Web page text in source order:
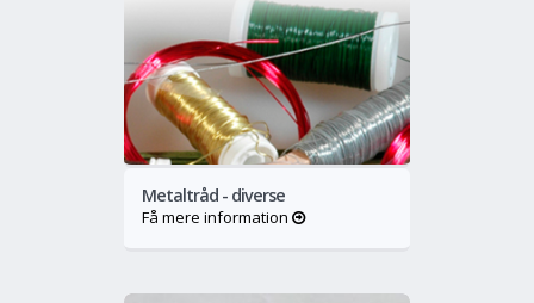
Mere
Metaltråd - diverse
Få mere information